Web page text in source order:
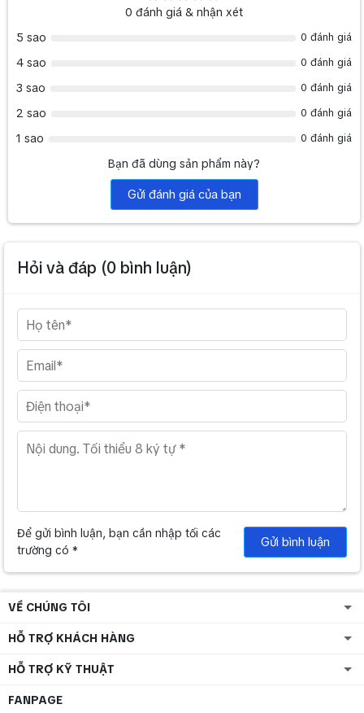
0 đánh giá & nhận xét
5 sao
0 đánh giá
4 sao 0 đánh giá
3 sao 0 đánh giá
2 sao 0 đánh giá
1 sao 0 đánh giá
Bạn đã dùng sản phẩm này?
Gửi đánh giá của bạn
Hỏi và đáp (0 bình luận)
Để gửi bình luận, bạn cần nhập tối các
trường có *
Gửi bình luận
VỀ CHÚNG TÔI
HỖ TRỢ KHÁCH HÀNG
HỖ TRỢ KỸ THUẬT
FANPAGE